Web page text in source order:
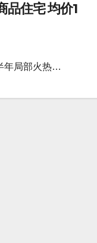
品住宅 均价1
年局部火热…